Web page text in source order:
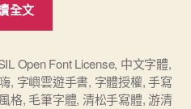
全文
費
可
Open Font License, 中文字體,
, 字嶼雲遊手書, 字體授權,手寫
格, 毛筆字體, 清松手寫體, 游清